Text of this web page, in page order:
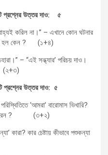
প্রশ্নের উত্তর দাও: ৫
করিল না।” – এখানে কোন ঘটনার
বলা হল কেন ? (১+৪)
– “এই সন্ধ্যার’ পরিচয় দাও।
(২+৩)
প্রশ্নের উত্তর দাও: ৫
‘আমরা’ বারোমাস ভিখারি?
করেন ? (৩+২)
কারা? কার চেষ্টায় কীভাবে পশুকন্যা